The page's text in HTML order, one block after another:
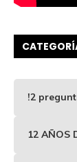
!2
12 AÑOS